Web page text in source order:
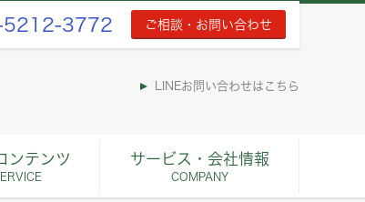
5212-3772 ご相談・お問い合わせ
LINEお問い合わせはこちら
ンテンツ サービス・会社情報
COMPANY